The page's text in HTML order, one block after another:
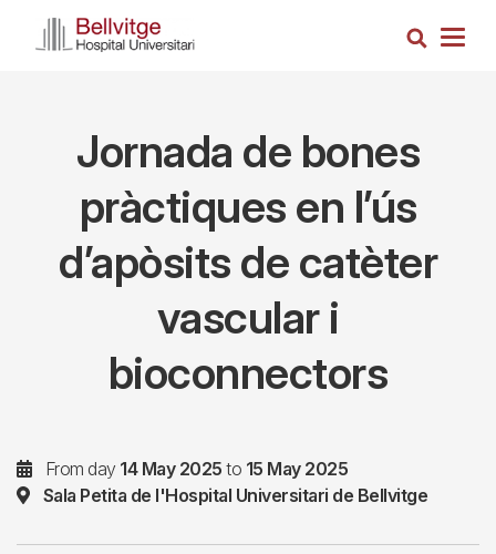
Search
Jornada de bones
pràctiques en l’ús
d’apòsits de catèter
vascular i
bioconnectors
From day 14 May 2025 to 15 May 2025
Sala Petita de l'Hospital Universitari de Bellvitge